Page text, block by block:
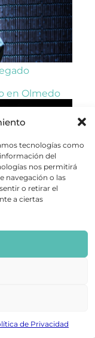
tecnologías como
del
nos permitirá
navegación o las
o retirar el
a ciertas
de Privacidad
en Olmedo
en